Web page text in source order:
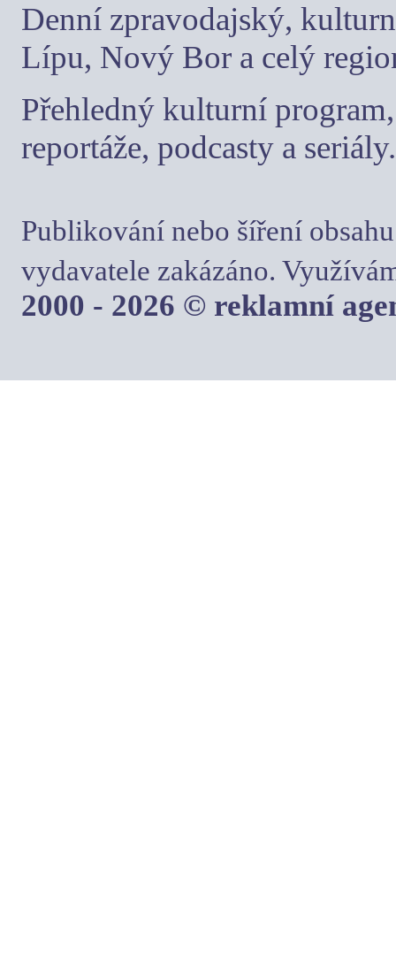
Denní zpravodajský,
Lípu, Nový Bor a celý
Přehledný kulturní
reportáže, podcasty a seriály.
Publikování nebo šíření
vydavatele zakázáno.
2000 - 2026 © reklamní